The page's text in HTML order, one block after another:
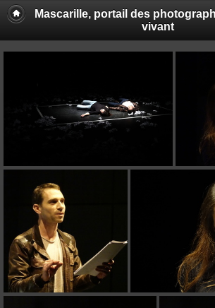
Mascarille, portail des
vivant